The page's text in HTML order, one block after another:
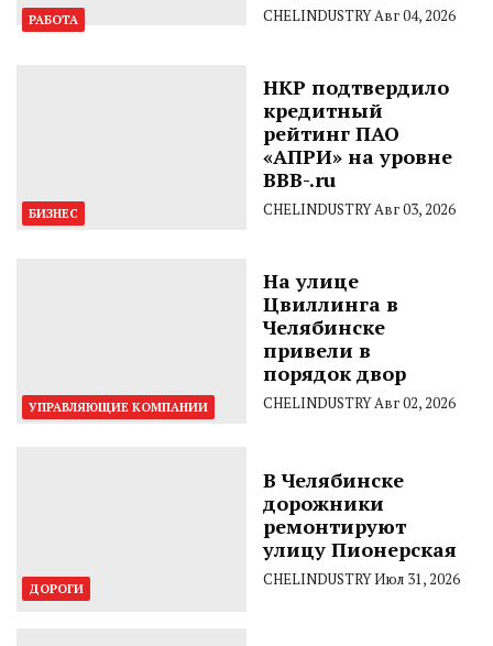
РАБОТА CHELINDUSTRYАвг 04, 2026
БИЗНЕС
НКР подтвердило
кредитный
рейтинг ПАО
«АПРИ» на уровне
BBB-.ru
CHELINDUSTRYАвг 03, 2026
УПРАВЛЯЮЩИЕ КОМПАНИИ
На улице
Цвиллинга в
Челябинске
привели в
порядок двор
CHELINDUSTRYАвг 02, 2026
ДОРОГИ
В Челябинске
дорожники
ремонтируют
улицу Пионерская
CHELINDUSTRYИюл 31, 2026